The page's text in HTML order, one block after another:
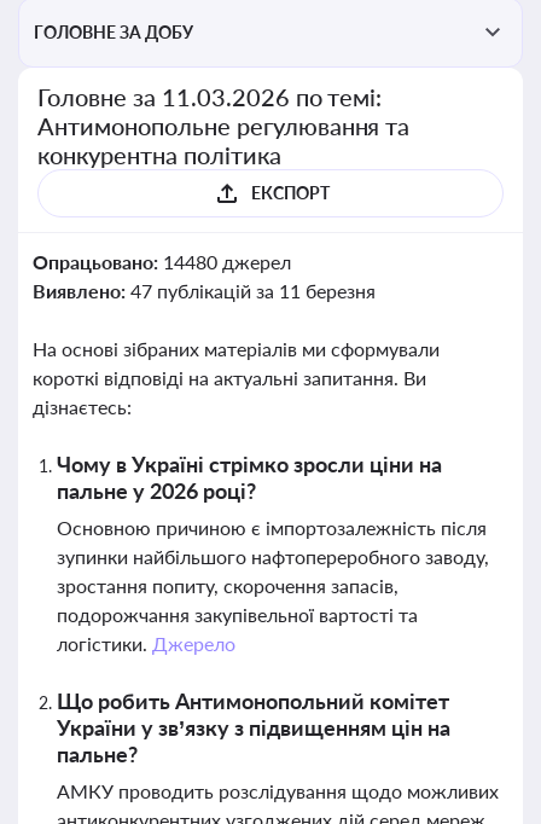
ГОЛОВНЕ ЗА ДОБУ
Головне за 11.03.2026 по темі:
Антимонопольне регулювання та
конкурентна політика
ЕКСПОРТ
Опрацьовано: 14480 джерел
Виявлено: 47 публікацій за 11 березня
На основі зібраних матеріалів ми сформували
короткі відповіді на актуальні запитання. Ви
дізнаєтесь:
Чому в Україні стрімко зросли ціни на
пальне у 2026 році?
Основною причиною є імпортозалежність після
зупинки найбільшого нафтопереробного заводу,
зростання попиту, скорочення запасів,
подорожчання закупівельної вартості та
логістики. Джерело
Що робить Антимонопольний комітет
України у зв’язку з підвищенням цін на
пальне?
АМКУ проводить розслідування щодо можливих